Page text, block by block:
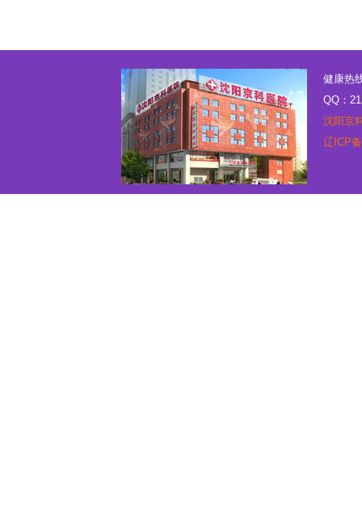
健康热
QQ：
沈阳京
辽ICP